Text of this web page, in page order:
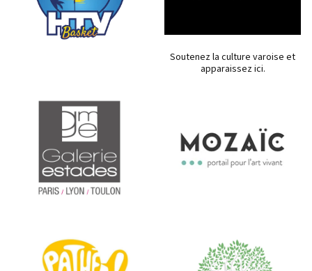
Soutenez la culture varoise et
apparaissez ici.